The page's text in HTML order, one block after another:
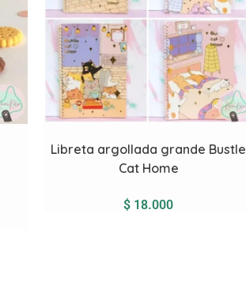
Libreta argollada grande Bustle
Cat Home
$ 18.000